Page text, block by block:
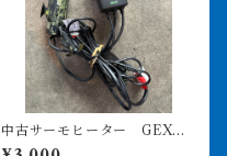
中古サーモヒーター GEXサ
ーモ&300Wヒーターセット